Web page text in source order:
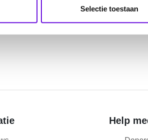
Selectie toestaan
Help